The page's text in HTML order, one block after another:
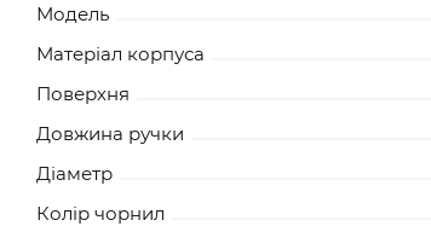
ЧОРНИЙ 1109450G009H
Модель
Матеріал корпуса
Поверхня
Довжина ручки
Діаметр
Колір чорнил